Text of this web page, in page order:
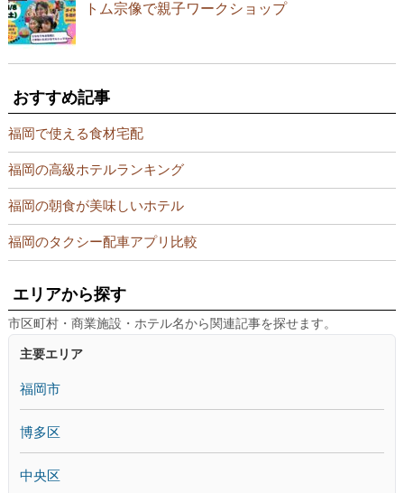
トム宗像で親子ワークショップ
おすすめ記事
福岡で使える食材宅配
福岡の高級ホテルランキング
福岡の朝食が美味しいホテル
福岡のタクシー配車アプリ比較
エリアから探す
市区町村・商業施設・ホテル名から関連記事を探せます。
主要エリア
福岡市
博多区
中央区